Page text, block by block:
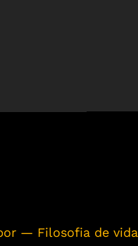
— Filosofia de vida